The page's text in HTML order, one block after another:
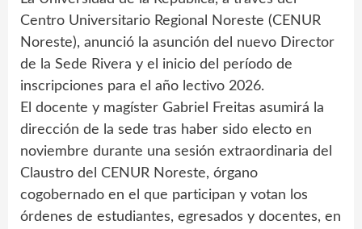
Centro Universitario Regional Noreste (CENUR
Noreste), anunció la asunción del nuevo Director
de la Sede Rivera y el inicio del período de
inscripciones para el año lectivo 2026.
El docente y magíster Gabriel Freitas asumirá la
dirección de la sede tras haber sido electo en
noviembre durante una sesión extraordinaria del
Claustro del CENUR Noreste, órgano
cogobernado en el que participan y votan los
órdenes de estudiantes, egresados y docentes, en